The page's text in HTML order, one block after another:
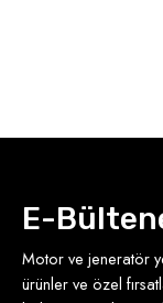
E-
Motor ve jeneratör
ürünler ve özel